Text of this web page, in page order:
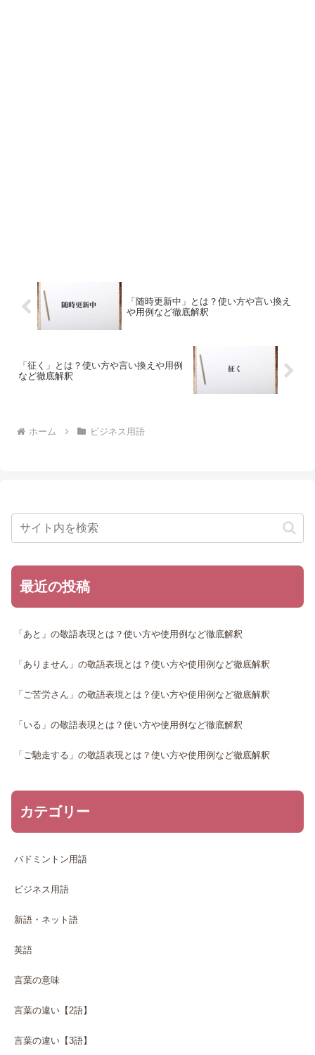
「随時更新中」とは？使い方や言い換え
や用例など徹底解釈
「征く」とは？使い方や言い換えや用例
など徹底解釈
ホーム ビジネス用語
最近の投稿
「あと」の敬語表現とは？使い方や使用例など徹底解釈
「ありません」の敬語表現とは？使い方や使用例など徹底解釈
「ご苦労さん」の敬語表現とは？使い方や使用例など徹底解釈
「いる」の敬語表現とは？使い方や使用例など徹底解釈
「ご馳走する」の敬語表現とは？使い方や使用例など徹底解釈
カテゴリー
バドミントン用語
ビジネス用語
新語・ネット語
英語
言葉の意味
言葉の違い【2語】
言葉の違い【3語】